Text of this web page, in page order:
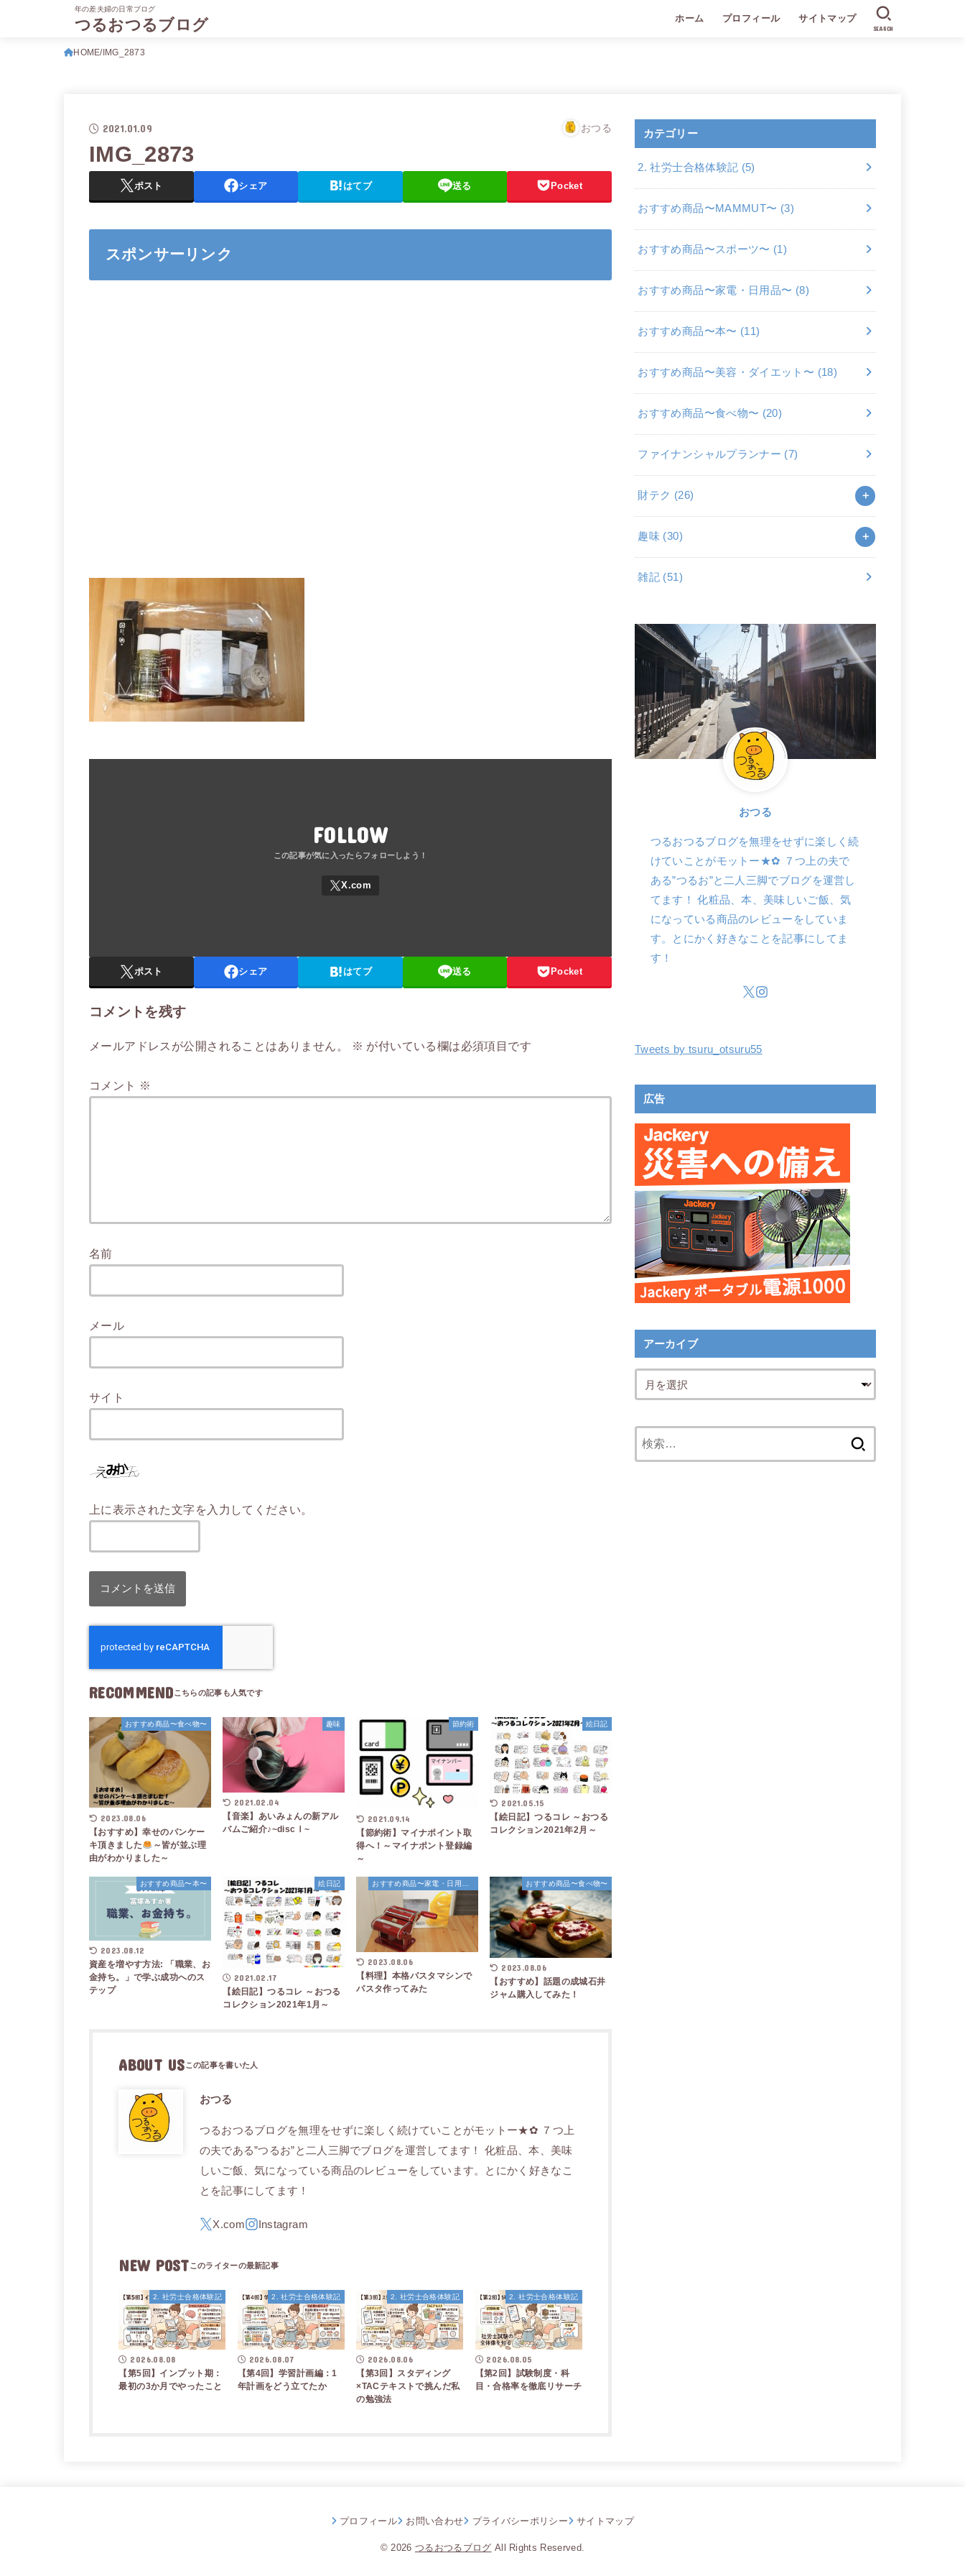
年の差夫婦の日常ブログ
つるおつるブログ ホーム プロフィール サイトマップ
SEARCH
HOME IMG_2873
2021.01.09 おつる
IMG_2873
ポスト シェア はてブ 送る Pocket
スポンサーリンク
FOLLOW
ポスト シェア はてブ 送る Pocket
コメントを残す
メールアドレスが公開されることはありません。 ※ が付いている欄は必須項目です
コメント ※
名前
メール
サイト
上に表示された文字を入力してください。
RECOMMEND
おすすめ商品〜食べ物〜
2023.08.06
【おすすめ】幸せのパンケー
キ頂きました
～皆が並ぶ理
由がわかりました～
趣味
2021.02.04
【音楽】あいみょんの新アル
バムご紹介♪~discⅠ~
節約術
2021.09.14
【節約術】マイナポイント取
得へ！～マイナポント登録編
～
絵日記
2021.05.15
【絵日記】つるコレ ～おつる
コレクション2021年2月～
おすすめ商品〜本〜
2023.08.12
資産を増やす方法: 「職業、お
金持ち。」で学ぶ成功へのス
テップ
絵日記
2021.02.17
【絵日記】つるコレ ～おつる
コレクション2021年1月～
2023.08.06
【料理】本格パスタマシンで
パスタ作ってみた
おすすめ商品〜食べ物〜
2023.08.06
【おすすめ】話題の成城石井
ジャム購入してみた！
ABOUT US
おつる
つるおつるブログを無理をせずに楽しく続けていことがモットー★✿ ７つ上
の夫である”つるお”と二人三脚でブログを運営してます！ 化粧品、本、美味
しいご飯、気になっている商品のレビューをしています。とにかく好きなこ
とを記事にしてます！
NEW POST
2. 社労士合格体験記
2026.08.08
【第5回】インプット期：
最初の3か月でやったこと
2. 社労士合格体験記
2026.08.07
【第4回】学習計画編：1
年計画をどう立てたか
2. 社労士合格体験記
2026.08.06
【第3回】スタディング
×TACテキストで挑んだ私
の勉強法
2. 社労士合格体験記
2026.08.05
【第2回】試験制度・科
目・合格率を徹底リサーチ
カテゴリー
2. 社労士合格体験記 (5)
おすすめ商品〜MAMMUT〜 (3)
おすすめ商品〜スポーツ〜 (1)
おすすめ商品〜家電・日用品〜 (8)
おすすめ商品〜本〜 (11)
おすすめ商品〜美容・ダイエット〜 (18)
おすすめ商品〜食べ物〜 (20)
ファイナンシャルプランナー (7)
財テク (26)
趣味 (30)
雑記 (51)
おつる
つるおつるブログを無理をせずに楽しく続
けていことがモットー★✿ ７つ上の夫で
ある”つるお”と二人三脚でブログを運営し
てます！ 化粧品、本、美味しいご飯、気
になっている商品のレビューをしていま
す。とにかく好きなことを記事にしてま
す！
Tweets by tsuru_otsuru55
広告
アーカイブ
プロフィール お問い合わせ プライバシーポリシー サイトマップ
© 2026 つるおつるブログ All Rights Reserved.